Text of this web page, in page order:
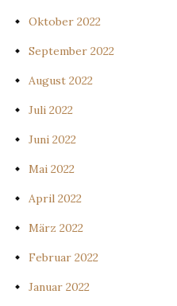
Oktober 2022
September 2022
August 2022
Juli 2022
Juni 2022
Mai 2022
April 2022
März 2022
Februar 2022
Januar 2022